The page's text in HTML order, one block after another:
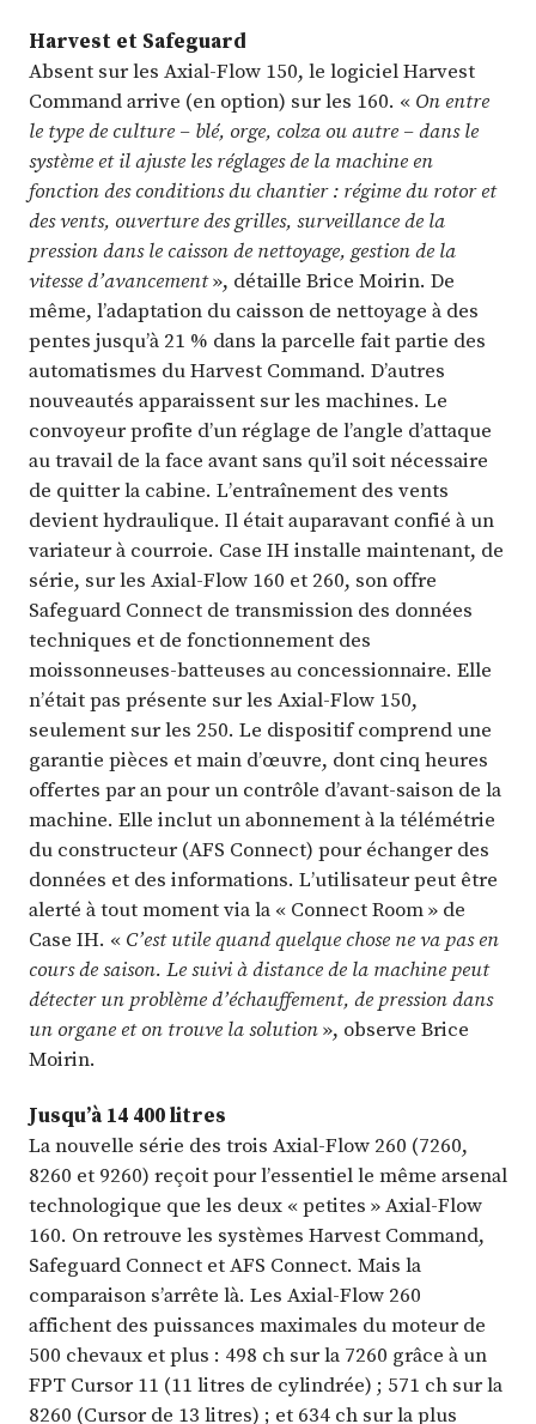
Harvest et Safeguard
Absent sur les Axial-Flow 150, le logiciel Harvest
Command arrive (en option) sur les 160. « On entre
le type de culture – blé, orge, colza ou autre – dans le
système et il ajuste les réglages de la machine en
fonction des conditions du chantier : régime du rotor et
des vents, ouverture des grilles, surveillance de la
pression dans le caisson de nettoyage, gestion de la
vitesse d’avancement», détaille Brice Moirin. De
même, l’adaptation du caisson de nettoyage à des
pentes jusqu’à 21 % dans la parcelle fait partie des
automatismes du Harvest Command. D’autres
nouveautés apparaissent sur les machines. Le
convoyeur profite d’un réglage de l’angle d’attaque
au travail de la face avant sans qu’il soit nécessaire
de quitter la cabine. L’entraînement des vents
devient hydraulique. Il était auparavant confié à un
variateur à courroie. Case IH installe maintenant, de
série, sur les Axial-Flow 160 et 260, son offre
Safeguard Connect de transmission des données
techniques et de fonctionnement des
moissonneuses-batteuses au concessionnaire. Elle
n’était pas présente sur les Axial-Flow 150,
seulement sur les 250. Le dispositif comprend une
garantie pièces et main d’œuvre, dont cinq heures
offertes par an pour un contrôle d’avant-saison de la
machine. Elle inclut un abonnement à la télémétrie
du constructeur (AFS Connect) pour échanger des
données et des informations. L’utilisateur peut être
alerté à tout moment via la « Connect Room » de
Case IH. « C’est utile quand quelque chose ne va pas en
cours de saison. Le suivi à distance de la machine peut
détecter un problème d’échauffement, de pression dans
un organe et on trouve la solution», observe Brice
Moirin.
Jusqu’à 14 400 litres
La nouvelle série des trois Axial-Flow 260 (7260,
8260 et 9260) reçoit pour l’essentiel le même arsenal
technologique que les deux « petites » Axial-Flow
160. On retrouve les systèmes Harvest Command,
Safeguard Connect et AFS Connect. Mais la
comparaison s’arrête là. Les Axial-Flow 260
affichent des puissances maximales du moteur de
500 chevaux et plus : 498 ch sur la 7260 grâce à un
FPT Cursor 11 (11 litres de cylindrée) ; 571 ch sur la
8260 (Cursor de 13 litres) ; et 634 ch sur la plus